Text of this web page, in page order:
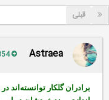
قبلی
Astraea
برادران گلکار توانسته‌اند